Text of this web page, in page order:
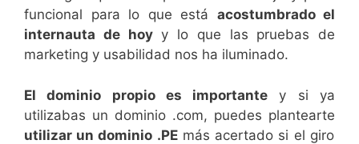
funcional para lo que está acostumbrado el
internauta de hoyy lo que las pruebas de
marketing y usabilidad nos ha iluminado.
El dominio propio es importante y si ya
utilizabas un dominio .com, puedes plantearte
utilizar un dominio .PEmás acertado si el giro